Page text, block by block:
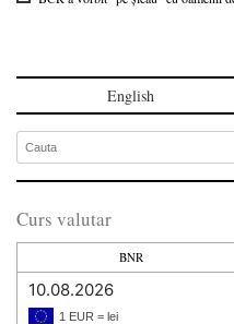
English
Curs valutar
BNR
10.08.2026
1 EUR = lei